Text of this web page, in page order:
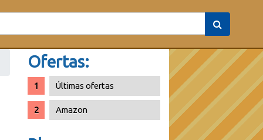
Ofertas:
Últimas ofertas
Amazon